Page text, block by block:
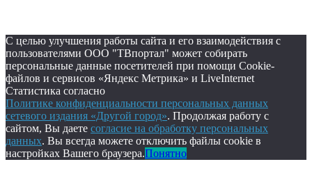
С целью улучшения работы сайта и его взаимодействия с
пользователями ООО "ТВпортал" может собирать
персональные данные посетителей при помощи Cookie-
файлов и сервисов «Яндекс Метрика» и LiveInternet
Статистика согласно
Политике конфиденциальности персональных данных
сетевого издания «Другой город». Продолжая работу с
сайтом, Вы даете согласие на обработку персональных
данных. Вы всегда можете отключить файлы cookie в
настройках Вашего браузера.Понятно